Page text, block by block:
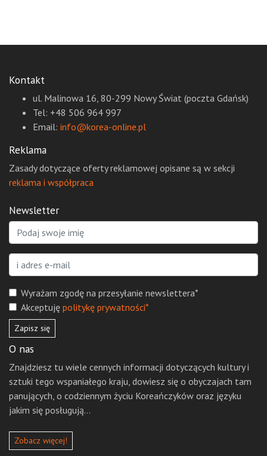
Kontakt
ul. Malinowa 16, 80-299 Nowy Świat (poczta Gdańsk)
Tel: +48 506 964 997
Email: info@korea-online.pl
Reklama
Zasady dotyczące oferty reklamowej opisane są w sekcji
reklama i współpraca
Newsletter
Wyrażam zgodę na przesyłanie newslettera*
Akceptuję politykę prywatności*
Zapisz się
O nas
Znajdziesz tu wiele cennych informacji dotyczących kultury i
sztuki tego wspaniałego kraju, dowiesz się o obyczajach tam
panujących, o codziennym życiu Koreańczyków oraz języku
jakim się posługują...
Zobacz więcej!